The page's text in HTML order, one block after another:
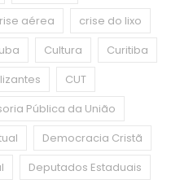
aérea
crise do lixo
Cultura
Curitiba
CUT
Pública da União
Democracia Cristã
Deputados Estaduais